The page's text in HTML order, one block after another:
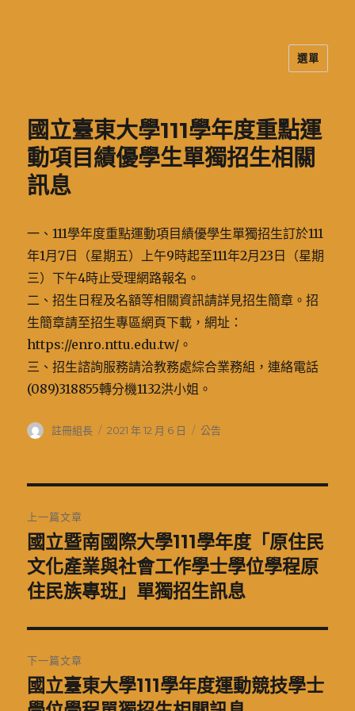
選單
國立臺東大學111學年度重點運
動項目績優學生單獨招生相關
訊息
一、111學年度重點運動項目績優學生單獨招生訂於111
年1月7日（星期五）上午9時起至111年2月23日（星期
三）下午4時止受理網路報名。
二、招生日程及名額等相關資訊請詳見招生簡章。招
生簡章請至招生專區網頁下載，網址：
https://enro.nttu.edu.tw/。
三、招生諮詢服務請洽教務處綜合業務組，連絡電話
(089)318855轉分機1132洪小姐。
作
註冊組長
發
2021 年 12 月 6 日
分
公告
章
導
覽
上一篇文章
上
一
篇
章:
國立暨南國際大學111學年度「原住民
文化產業與社會工作學士學位學程原
住民族專班」單獨招生訊息
下一篇文章
下
一
國立臺東大學111學年度運動競技學士